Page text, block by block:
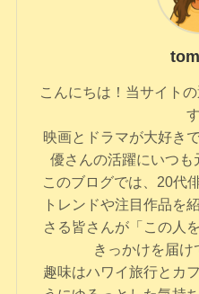
こんにちは！当サイト
映画とドラマが大好き
優さんの活躍にいつも
このブログでは、20代
トレンドや注目作品を
さる皆さんが「この人
きっかけを届け
趣味はハワイ旅行とカ